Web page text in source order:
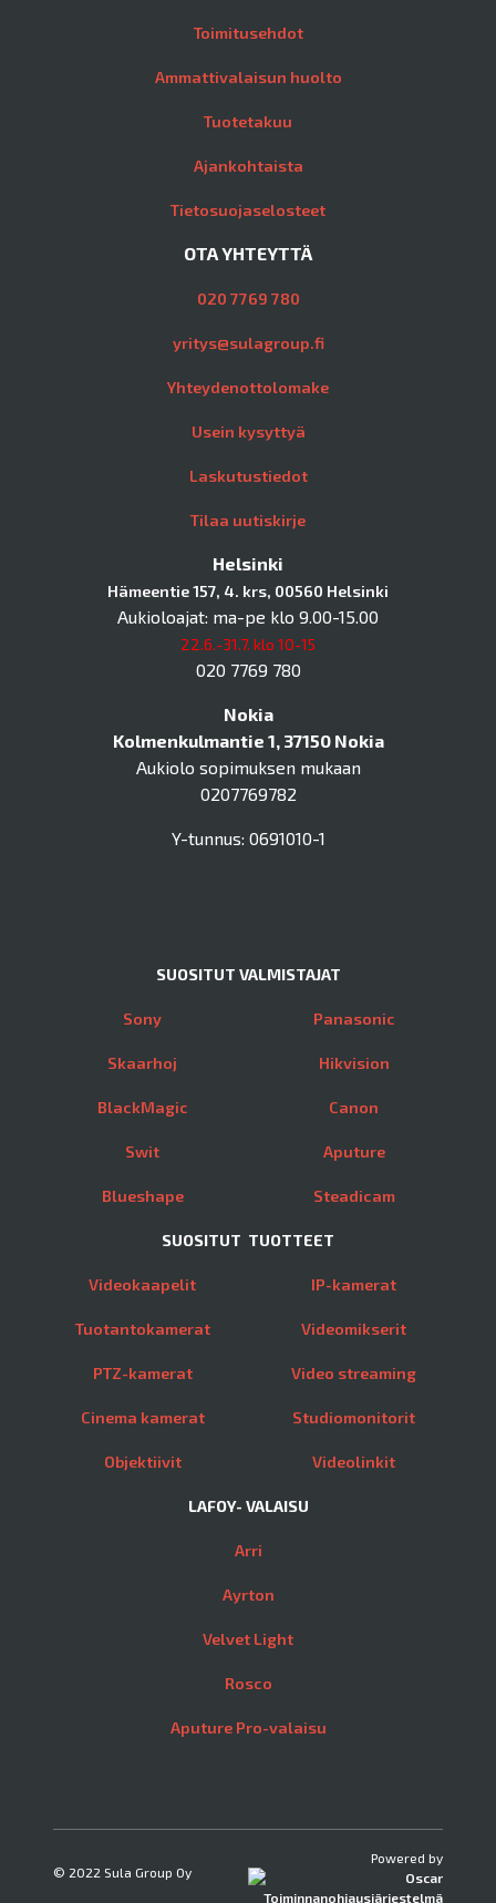
Toimitusehdot
Ammattivalaisun huolto
Tuotetakuu
Ajankohtaista
Tietosuojaselosteet
OTA YHTEYTTÄ
020 7769 780
yritys@sulagroup.fi
Yhteydenottolomake
Usein kysyttyä
Laskutustiedot
Tilaa uutiskirje
Helsinki
Hämeentie 157, 4. krs, 00560 Helsinki
Aukioloajat: ma-pe klo 9.00-15.00
22.6.-31.7. klo 10-15
020 7769 780
Nokia
Kolmenkulmantie 1, 37150 Nokia
Aukiolo sopimuksen mukaan
0207769782
Y-tunnus: 0691010-1
SUOSITUT VALMISTAJAT
Sony
Skaarhoj
BlackMagic
Swit
Blueshape
Panasonic
Hikvision
Canon
Aputure
Steadicam
SUOSITUT TUOTTEET
Videokaapelit
Tuotantokamerat
PTZ-kamerat
Cinema kamerat
Objektiivit
IP-kamerat
Videomikserit
Video streaming
Studiomonitorit
Videolinkit
LAFOY- VALAISU
Arri
Ayrton
Velvet Light
Rosco
Aputure Pro-valaisu
© 2022 Sula Group Oy
Powered by